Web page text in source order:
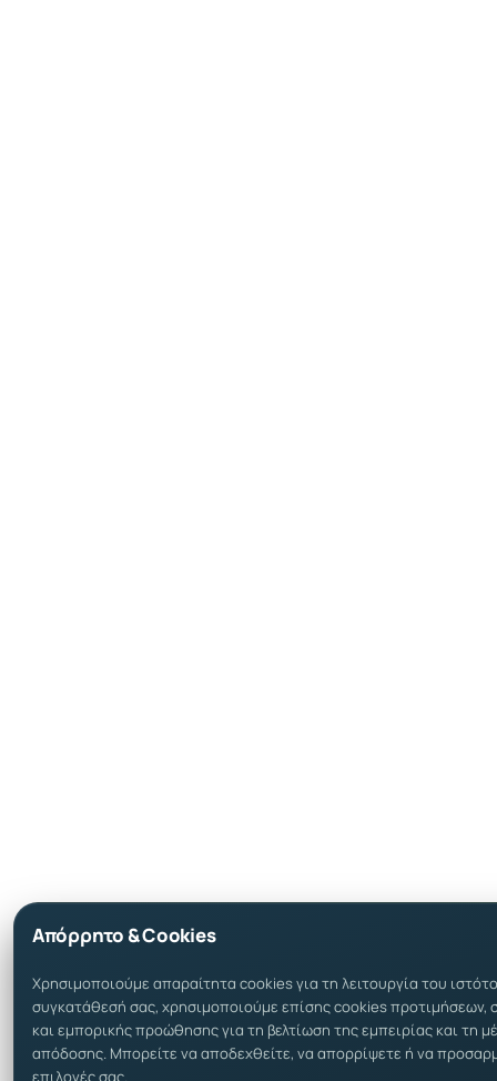
Απόρρητο & Cookies
Χρησιμοποιούμε απαραίτητα cookies για τη λειτουργία του
συγκατάθεσή σας, χρησιμοποιούμε επίσης cookies προτιμήσεων,
και εμπορικής προώθησης για τη βελτίωση της εμπειρίας και τη
απόδοσης. Μπορείτε να αποδεχθείτε, να απορρίψετε ή να
επιλογές σας.